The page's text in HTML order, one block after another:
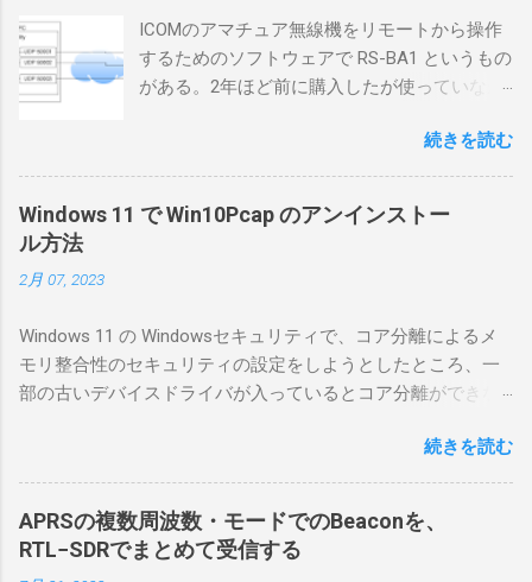
ICOMのアマチュア無線機をリモートから操作
するためのソフトウェアで RS-BA1 というもの
がある。2年ほど前に購入したが使っていなか
としているので、リモートから操作できる無
線局構築のために、真面目に使ってみること
くだろうと思ったのだが、ちっともそんなに
合は、下記のこれらものが必要である ICOMの
無線機。 今回は私が持っているIC-7300を使
う。 無線機側(サーバ側) のWindows PC。 今
を入れて使っている。 TPMとか入っているの
でBitLockerのDisk暗号化もでき、遠隔地で盗難
にあってもデータ流出の危険性が少ないかな
と思って。 操作側 (クライアント側) の
続きを読む
Windows 11 で Win10Pcap のアンインストー
ル方法
2月 07, 2023
Windows 11 の Windowsセキュリティで、コア分離によるメ
モリ整合性のセキュリティの設定をしようとしたところ、一
部の古いデバイスドライバが入っているとコア分離ができな
で利用する Win10Pcap.sys が入っているためにコア分離がで
きないとエラーが出ておりました。 アンインストールのプロ
グラムなどを走らせてもアンインストールできなかったの
で、どのように実行すればよいのか調べながら実施しまし
た。結論としては pnputil というコマンドを用いればよかった
続きを読む
APRSの複数周波数・モードでのBeaconを、
RTL−SDRでまとめて受信する